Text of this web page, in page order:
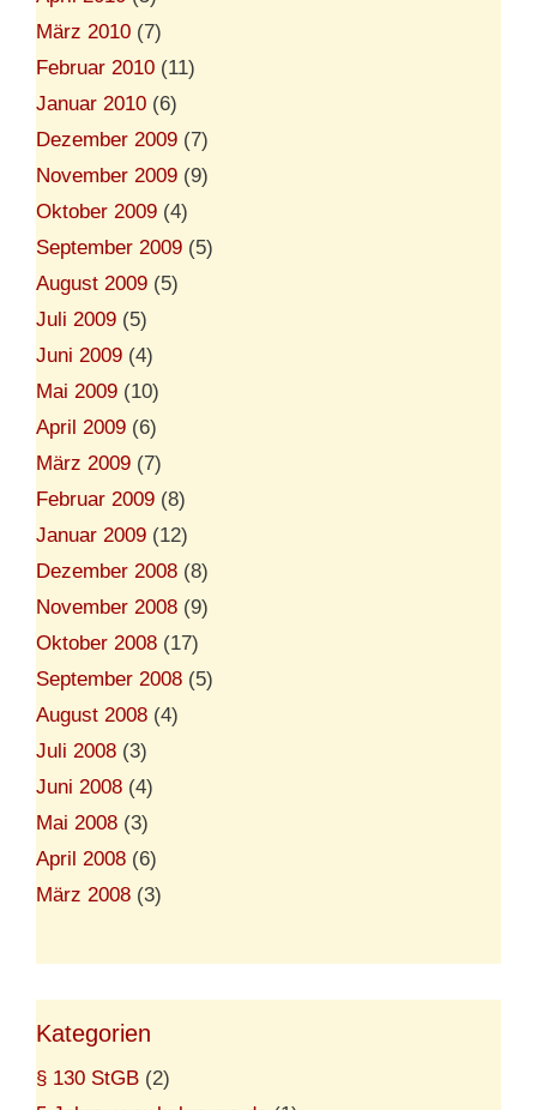
März 2010 (7)
Februar 2010 (11)
Januar 2010 (6)
Dezember 2009 (7)
November 2009 (9)
Oktober 2009 (4)
September 2009 (5)
August 2009 (5)
Juli 2009 (5)
Juni 2009 (4)
Mai 2009 (10)
April 2009 (6)
März 2009 (7)
Februar 2009 (8)
Januar 2009 (12)
Dezember 2008 (8)
November 2008 (9)
Oktober 2008 (17)
September 2008 (5)
August 2008 (4)
Juli 2008 (3)
Juni 2008 (4)
Mai 2008 (3)
April 2008 (6)
März 2008 (3)
Kategorien
§ 130 StGB (2)